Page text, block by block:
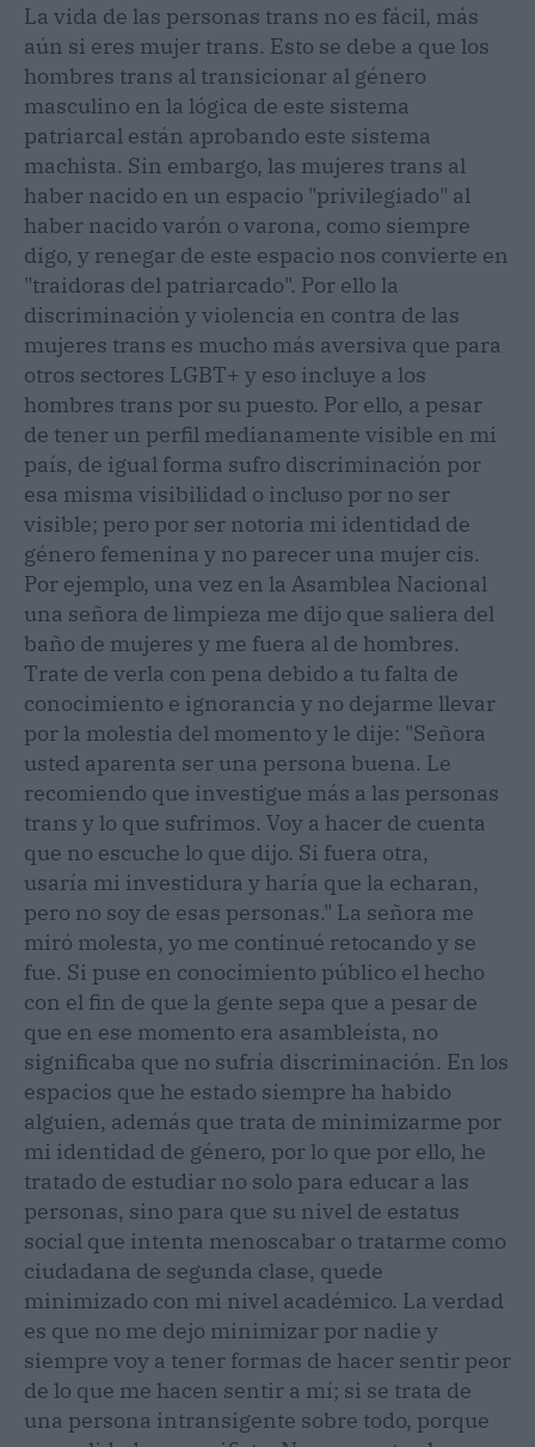
La vida de las personas trans no es fácil, más
aún si eres mujer trans. Esto se debe a que los
hombres trans al transicionar al género
masculino en la lógica de este sistema
patriarcal están aprobando este sistema
machista. Sin embargo, las mujeres trans al
haber nacido en un espacio "privilegiado" al
haber nacido varón o varona, como siempre
digo, y renegar de este espacio nos convierte en
"traidoras del patriarcado". Por ello la
discriminación y violencia en contra de las
mujeres trans es mucho más aversiva que para
otros sectores LGBT+ y eso incluye a los
hombres trans por su puesto. Por ello, a pesar
de tener un perfil medianamente visible en mi
país, de igual forma sufro discriminación por
esa misma visibilidad o incluso por no ser
visible; pero por ser notoria mi identidad de
género femenina y no parecer una mujer cis.
Por ejemplo, una vez en la Asamblea Nacional
una señora de limpieza me dijo que saliera del
baño de mujeres y me fuera al de hombres.
Trate de verla con pena debido a tu falta de
conocimiento e ignorancia y no dejarme llevar
por la molestia del momento y le dije: "Señora
usted aparenta ser una persona buena. Le
recomiendo que investigue más a las personas
trans y lo que sufrimos. Voy a hacer de cuenta
que no escuche lo que dijo. Si fuera otra,
usaría mi investidura y haría que la echaran,
pero no soy de esas personas." La señora me
miró molesta, yo me continué retocando y se
fue. Si puse en conocimiento público el hecho
con el fin de que la gente sepa que a pesar de
que en ese momento era asambleísta, no
significaba que no sufría discriminación. En los
espacios que he estado siempre ha habido
alguien, además que trata de minimizarme por
mi identidad de género, por lo que por ello, he
tratado de estudiar no solo para educar a las
personas, sino para que su nivel de estatus
social que intenta menoscabar o tratarme como
ciudadana de segunda clase, quede
minimizado con mi nivel académico. La verdad
es que no me dejo minimizar por nadie y
siempre voy a tener formas de hacer sentir peor
de lo que me hacen sentir a mí; si se trata de
una persona intransigente sobre todo, porque